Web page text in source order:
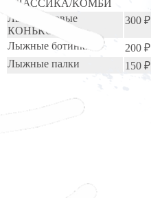
КЛАССИКА/КОМБИ
Лыжи беговые
КОНЬКОВЫЕ
300 ₽
Лыжные ботинки 200 ₽
Лыжные палки
150 ₽